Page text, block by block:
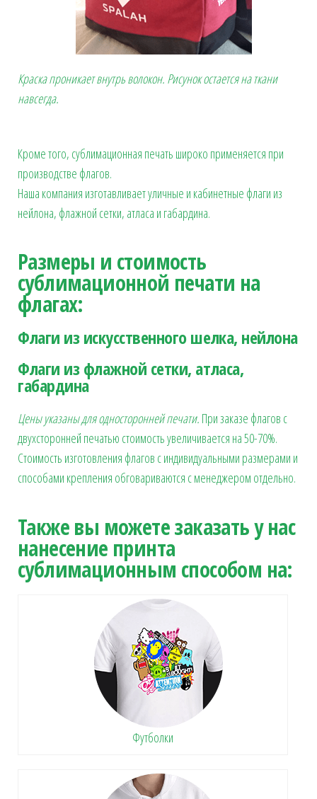
Краска проникает внутрь волокон. Рисунок остается на ткани
навсегда.
Кроме того, сублимационная печать широко применяется при
производстве флагов.
Наша компания изготавливает уличные и кабинетные флаги из
нейлона, флажной сетки, атласа и габардина.
Размеры и стоимость
сублимационной печати на
флагах:
Флаги из искусственного шелка, нейлона
Флаги из флажной сетки, атласа,
габардина
Цены указаны для односторонней печати. При заказе флагов с
двухсторонней печатью стоимость увеличивается на 50-70%.
Стоимость изготовления флагов с индивидуальными размерами и
способами крепления обговариваются с менеджером отдельно.
Также вы можете заказать у нас
нанесение принта
сублимационным способом на:
Футболки